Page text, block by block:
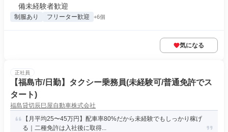
備未経験者歓迎
制服あり フリーター歓迎 +6個
気になる
正社員
【福島市/日勤】タクシー乗務員(未経験可/普通免許でス
タート)
福島貸切辰巳屋自動車株式会社
【月平均25〜45万円】配車率80%だから未経験でもしっかり稼げ
る｜二種免許は入社後に取得...